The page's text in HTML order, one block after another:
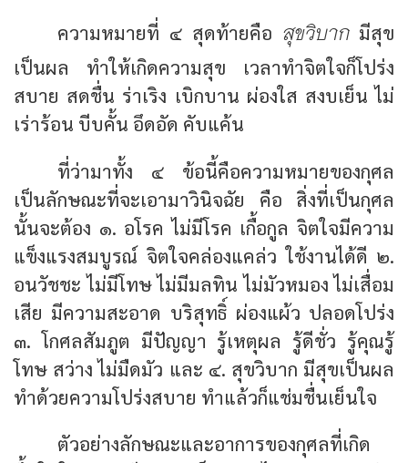
ความหมายที่ ๔ สุดท้ายคือ สุขวิบากมีสุข
เป็นผล ทำให้เกิดความสุข เวลาทำจิตใจก็โปร่ง
สบาย สดชื่น ร่าเริง เบิกบาน ผ่องใส สงบเย็น ไม่
เร่าร้อน บีบคั้น อึดอัด คับแค้น
ที่ว่ามาทั้ง ๔ ข้อนี้คือความหมายของกุศล
เป็นลักษณะที่จะเอามาวินิจฉัย คือ สิ่งที่เป็นกุศล
นั้นจะต้อง ๑. อโรค ไม่มีโรค เกื้อกูล จิตใจมีความ
แข็งแรงสมบูรณ์ จิตใจคล่องแคล่ว ใช้งานได้ดี ๒.
อนวัชชะ ไม่มีโทษ ไม่มีมลทิน ไม่มัวหมอง ไม่เสื่อม
เสีย มีความสะอาด บริสุทธิ์ ผ่องแผ้ว ปลอดโปร่ง
๓. โกศลสัมภูต มีปัญญา รู้เหตุผล รู้ดีชั่ว รู้คุณรู้
โทษ สว่าง ไม่มืดมัว และ ๔. สุขวิบาก มีสุขเป็นผล
ทำด้วยความโปร่งสบาย ทำแล้วก็แช่มชื่นเย็นใจ
ตัวอย่างลักษณะและอาการของกุศลที่เกิด